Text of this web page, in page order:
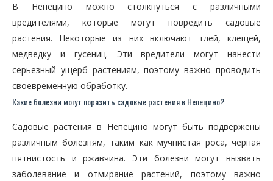
В Непецино можно столкнуться с различными
вредителями, которые могут повредить садовые
растения. Некоторые из них включают тлей, клещей,
медведку и гусениц. Эти вредители могут нанести
серьезный ущерб растениям, поэтому важно проводить
своевременную обработку.
Какие болезни могут поразить садовые растения в Непецино?
Садовые растения в Непецино могут быть подвержены
различным болезням, таким как мучнистая роса, черная
пятнистость и ржавчина. Эти болезни могут вызвать
заболевание и отмирание растений, поэтому важно